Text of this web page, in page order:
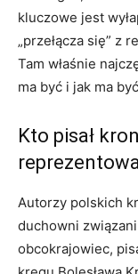
kluczowe jest
„przełącza się” z
Tam właśnie
ma być i jak ma
Kto pisał
Autorzy polskich
duchowni
obcokrajowiec,